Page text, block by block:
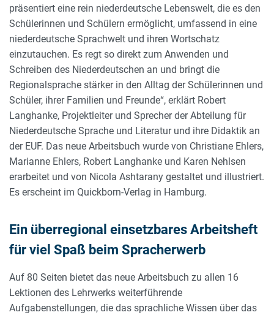
präsentiert eine rein niederdeutsche Lebenswelt, die es den
Schülerinnen und Schülern ermöglicht, umfassend in eine
niederdeutsche Sprachwelt und ihren Wortschatz
einzutauchen. Es regt so direkt zum Anwenden und
Schreiben des Niederdeutschen an und bringt die
Regionalsprache stärker in den Alltag der Schülerinnen und
Schüler, ihrer Familien und Freunde“, erklärt Robert
Langhanke, Projektleiter und Sprecher der Abteilung für
Niederdeutsche Sprache und Literatur und ihre Didaktik an
der EUF. Das neue Arbeitsbuch wurde von Christiane Ehlers,
Marianne Ehlers, Robert Langhanke und Karen Nehlsen
erarbeitet und von Nicola Ashtarany gestaltet und illustriert.
Es erscheint im Quickborn-Verlag in Hamburg.
Ein überregional einsetzbares Arbeitsheft
für viel Spaß beim Spracherwerb
Auf 80 Seiten bietet das neue Arbeitsbuch zu allen 16
Lektionen des Lehrwerks weiterführende
Aufgabenstellungen, die das sprachliche Wissen über das